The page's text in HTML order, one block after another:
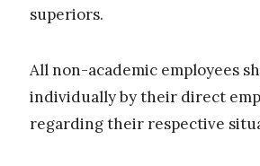
superiors.
All non-academic employees
individually by their direct
regarding their respective